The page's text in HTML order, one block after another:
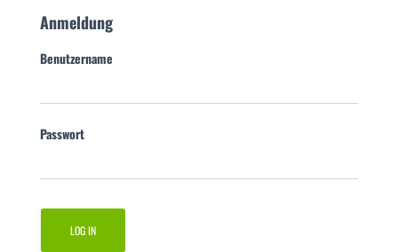
Anmeldung
Benutzername
Passwort